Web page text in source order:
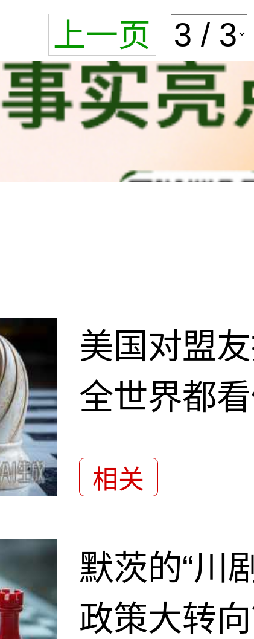
上一页
美国对盟
全世界都
相关
默茨的“川
政策大转向